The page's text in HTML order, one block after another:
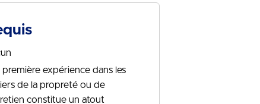
première expérience dans les
de la propreté ou de
constitue un atout